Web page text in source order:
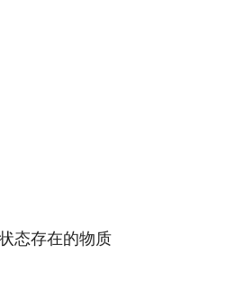
态存在的物质